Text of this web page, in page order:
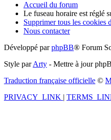
Accueil du forum
Le fuseau horaire est réglé
Supprimer tous les cookies
Nous contacter
Développé parphpBB® Forum
Style parArty - Mettre à jour
Traduction française officielle ©
PRIVACY_LINK |